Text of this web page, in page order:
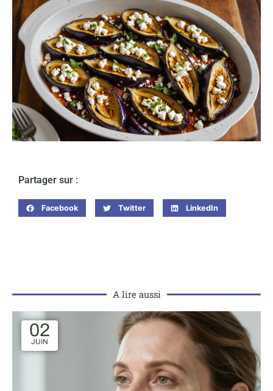
Partager sur :
Facebook Twitter LinkedIn
A lire aussi
02
JUIN